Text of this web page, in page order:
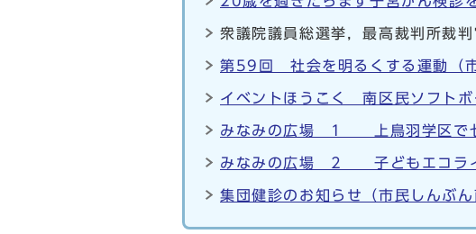
衆議院議員総選挙，最高裁判所裁
第59回 社会を明るくする運動（
イベントほうこく 南区民ソフト
みなみの広場 1 上鳥羽学区で七
みなみの広場 2 子どもエコライ
集団健診のお知らせ（市民しんぶ